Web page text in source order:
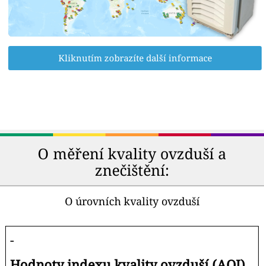
Kliknutím zobrazíte další informace
O měření kvality ovzduší a
znečištění:
O úrovních kvality ovzduší
-